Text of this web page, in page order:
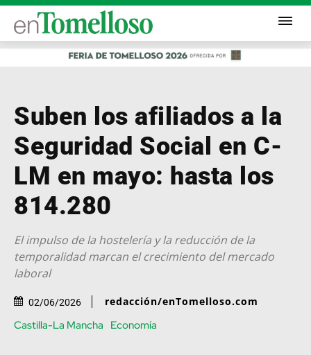
Suben los afiliados a la
Seguridad Social en C-
LM en mayo: hasta los
814.280
El impulso de la hostelería y la reducción de la
temporalidad marcan el crecimiento del mercado
laboral
02/06/2026 redacción/enTomelloso.com
Castilla-La Mancha Economía